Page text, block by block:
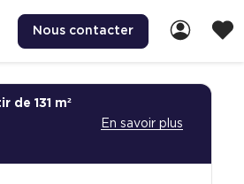
Nous contacter
de 131 m²
En savoir plus